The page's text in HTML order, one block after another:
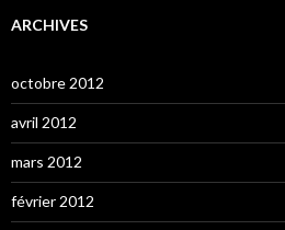
ARCHIVES
octobre 2012
avril 2012
mars 2012
février 2012